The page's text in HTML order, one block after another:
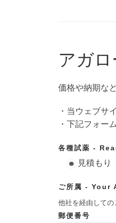
アガロ
価格や納期な
・当ウェブサ
・下記フォー
各種試薬 -
見積もり
ご所属 - Your
他社を経由して
郵便番号